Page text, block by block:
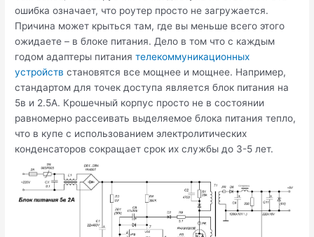
ошибка означает, что роутер просто не загружается.
Причина может крыться там, где вы меньше всего этого
ожидаете – в блоке питания. Дело в том что с каждым
годом адаптеры питаниятелекоммуникационных
устройствстановятся все мощнее и мощнее. Например,
стандартом для точек доступа является блок питания на
5в и 2.5А. Крошечный корпус просто не в состоянии
равномерно рассеивать выделяемое блока питания тепло,
что в купе с использованием электролитических
конденсаторов сокращает срок их службы до 3-5 лет.